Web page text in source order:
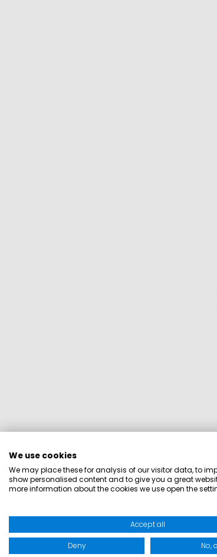
We use cookies
We may place these for analysis of our visitor data, to
show personalised content and to give you a great
more information about the cookies we use open the
Accept all
Deny No,